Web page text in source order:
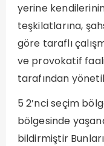
yerine
teşkilatlarına,
göre taraflı
ve provokatif
tarafından
5 2’nci seçim
bölgesinde
bildirmiştir